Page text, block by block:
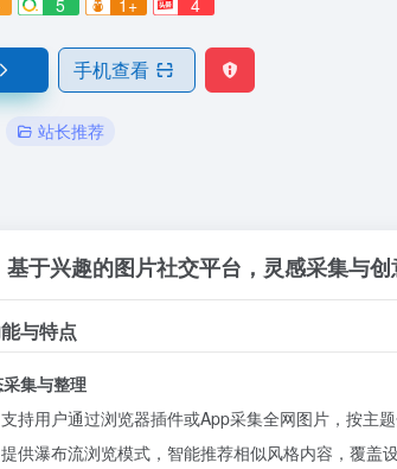
5 1+ 4
手机查看
站长推荐
基于兴趣的图片社交平台，灵感采集与
与特点
集与整理
支持用户通过浏览器插件或App采集全网图片，按主
提供瀑布流浏览模式，智能推荐相似风格内容，覆盖